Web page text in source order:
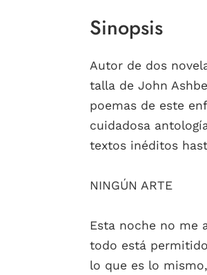
Sinopsis
Autor de dos
talla de John
poemas de este
cuidadosa
textos inéditos
NINGÚN ARTE
Esta noche no me
todo está
lo que es lo mismo,